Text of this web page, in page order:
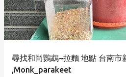
尋找和尚鸚鵡~拉麵 地點 台南市
,Monk_parakeet